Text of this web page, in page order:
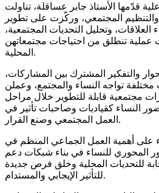
قدّمها الأستاذ جابر عساقلة، تناولت
والتنظيم المجتمعي، وركّزت على تطوير
وتحليل التحديات المجتمعية،
عملية تنطلق من احتياجات مجتمعاتهن
المحلية.
والتفكير المشترك بين المشاركات،
تواجه النساء والمجتمع، وعملن
مجتمعية قابلة للتطوير خلال مراحل
النساء كقياديات وصاحبات تأثير في
العمل المجتمعي وصنع القرار.
على أهمية العمل الجماعي المنظم في
المحوري للنساء في بناء شبكات دعم
للتحديات المحلية وخلق فرص جديدة
للتأثير الإيجابي والمستدام.